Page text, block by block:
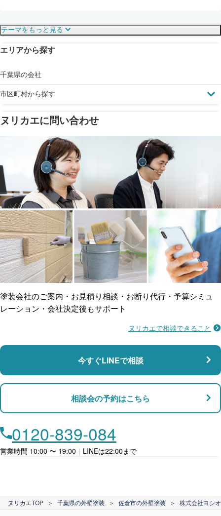
塗料の​品質を​保証
メーカー保証
工事保険
ご近所トラブルに
賠償保険
支払い対応
ローン利用
カード支払い
見えにくい屋根も安心
ドローン診断
省エネ効果
断熱・遮熱塗料対応
雨漏り修繕
防水工事
マンション・アパート対応
店舗・事務所対応
テーマをもっと見る
エリアから探す
千葉県の会社
市区町村から探す
ヌリカエに問い合わせ
塗装会社のご案内・お見積り相談・お断り代行・予算シミュ
レーション・会社決定後もサポート
ヌリカエで相談できること
今すぐLINEで相談
相談会の予約はこちら
0120-839-084
営業時間 10:00 〜 19:00 ｜ LINEは22:00まで
ヌリカエTOP ＞ 千葉県の外壁塗装 ＞ 佐倉市の外壁塗装 ＞ 株式会社ヨシ